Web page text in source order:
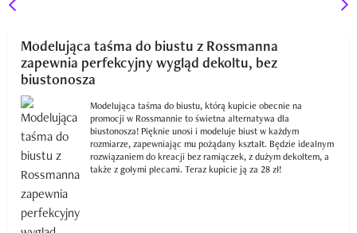
Modelująca taśma do biustu z Rossmanna
zapewnia perfekcyjny wygląd dekoltu, bez
biustonosza
Modelująca taśma do biustu, którą kupicie obecnie na
promocji w Rossmannie to świetna alternatywa dla
biustonosza! Pięknie unosi i modeluje biust w każdym
rozmiarze, zapewniając mu pożądany kształt. Będzie idealnym
rozwiązaniem do kreacji bez ramiączek, z dużym dekoltem, a
także z gołymi plecami. Teraz kupicie ją za 28 zł!